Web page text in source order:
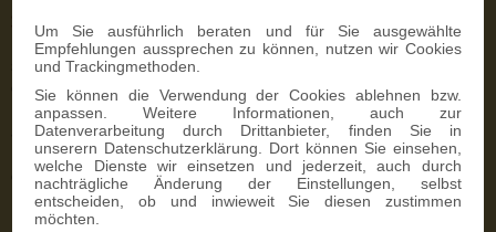
Um Sie ausführlich beraten und für Sie ausgewählte
Empfehlungen aussprechen zu können, nutzen wir Cookies
und Trackingmethoden.
Sie können die Verwendung der Cookies ablehnen bzw.
anpassen. Weitere Informationen, auch zur
Datenverarbeitung durch Drittanbieter, finden Sie in
unserern Datenschutzerklärung. Dort können Sie einsehen,
welche Dienste wir einsetzen und jederzeit, auch durch
nachträgliche Änderung der Einstellungen, selbst
entscheiden, ob und inwieweit Sie diesen zustimmen
möchten.
SPINNEN-EIER
Um alle so richtig an den Rand des Ekels zu treiben,
solltet ihr Spinnen-Eier auftischen. Dafür benötigt ihr nur
gekochte Eier und schwarze Oliven. Schält die Eier und
halbiert sie. Wer es etwas feiner mag, kann das Eigelb
auslöffeln und noch mit ein bisschen Mayonnaise,
Kräutern und Gewürzen verfeinern. Im Anschluss muss
die Creme dann aber wieder an seinen ursprünglichen
Platz. Jetzt kommt der gruselige Teil an diesem Gericht:
nehmt eine Olive und halbiert sie. Eine Hälfte ist jetzt der